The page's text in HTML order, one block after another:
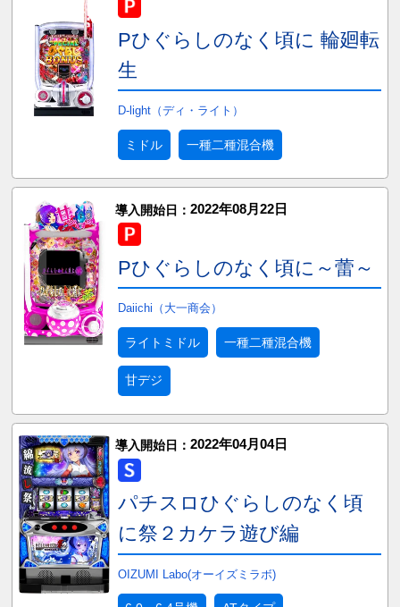
Pひぐらしのなく頃に 輪廻転
生
D-light（ディ・ライト）
ミドル 一種二種混合機
導入開始日： 2022年08月22日
Pひぐらしのなく頃に～蕾～
Daiichi（大一商会）
ライトミドル 一種二種混合機
甘デジ
導入開始日： 2022年04月04日
パチスロひぐらしのなく頃
に祭２カケラ遊び編
OIZUMI Labo(オーイズミラボ)